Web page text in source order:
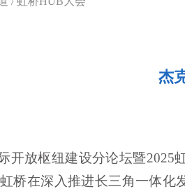
杰
开放枢纽建设分论坛暨
桥在深入推进长三角一体